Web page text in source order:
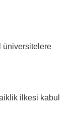
üniversitelere
ilkesi kabul